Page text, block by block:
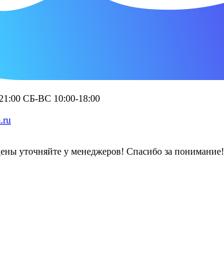
СБ-ВС 10:00-18:00
уточняйте у менеджеров! Спасибо за понимание!